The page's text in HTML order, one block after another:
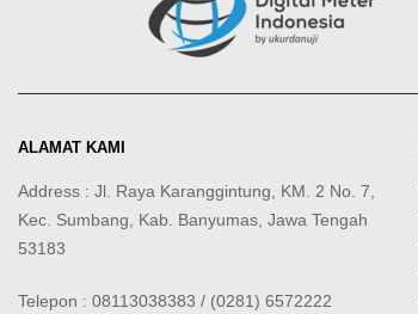
ALAMAT KAMI
Address : Jl. Raya Karanggintung, KM. 2 No. 7,
Kec. Sumbang, Kab. Banyumas, Jawa Tengah
53183
Telepon : 08113038383 / (0281) 6572222